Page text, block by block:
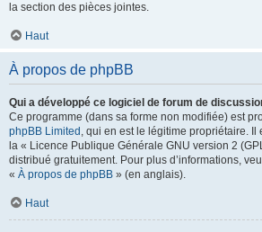
la section des pièces jointes.
Haut
À propos de phpBB
Qui a développé ce logiciel de forum de
Ce programme (dans sa forme non modifiée) est
phpBB Limited , qui en est le légitime propriétaire. Il
la « Licence Publique Générale GNU version 2
distribué gratuitement. Pour plus d’informations,
« À propos de phpBB » (en anglais).
Haut